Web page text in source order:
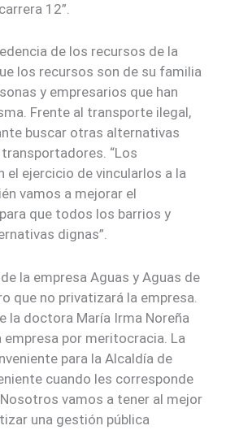
12”.
de los recursos de la
los recursos son de su familia
y empresarios que han
Frente al transporte ilegal,
buscar otras alternativas
“Los
el ejercicio de vincularlos a la
vamos a mejorar el
que todos los barrios y
dignas”.
la empresa Aguas y Aguas de
que no privatizará la empresa.
la doctora María Irma Noreña
empresa por meritocracia. La
para la Alcaldía de
cuando les corresponde
vamos a tener al mejor
una gestión pública